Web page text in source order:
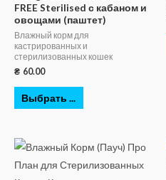
FREE Sterilised с кабаном и
овощами (паштет)
Влажный корм для
кастрированных и
стерилизованных кошек
₴ 60.00
Выбрать ...